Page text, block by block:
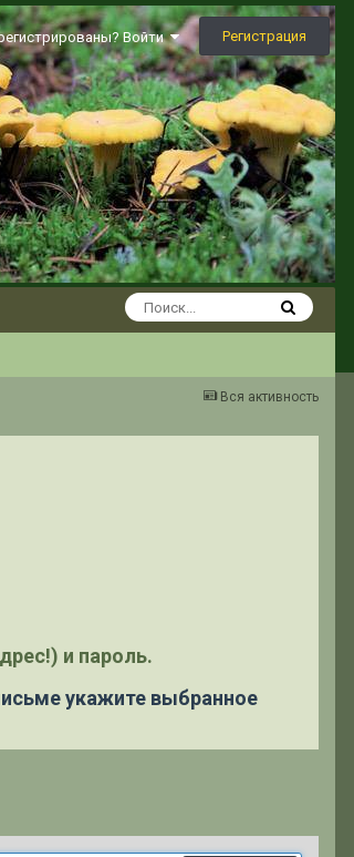
Войти Регистрация
Вся активность
и пароль.
укажите выбранное